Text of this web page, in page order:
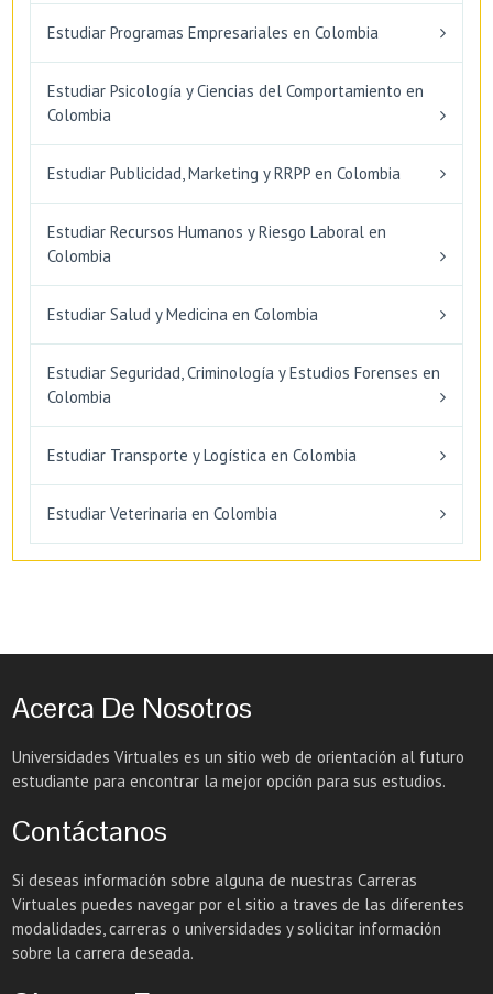
Estudiar Programas Empresariales en Colombia
Estudiar Psicología y Ciencias del Comportamiento en
Colombia
Estudiar Publicidad, Marketing y RRPP en Colombia
Estudiar Recursos Humanos y Riesgo Laboral en
Colombia
Estudiar Salud y Medicina en Colombia
Estudiar Seguridad, Criminología y Estudios Forenses en
Colombia
Estudiar Transporte y Logística en Colombia
Estudiar Veterinaria en Colombia
Acerca De Nosotros
Universidades Virtuales es un sitio web de orientación al futuro
estudiante para encontrar la mejor opción para sus estudios.
Contáctanos
Si deseas información sobre alguna de nuestras Carreras
Virtuales puedes navegar por el sitio a traves de las diferentes
modalidades, carreras o universidades y solicitar información
sobre la carrera deseada.